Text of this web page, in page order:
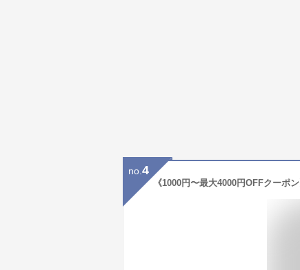
no. 4